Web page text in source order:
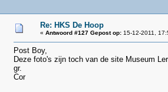
Re: HKS De Hoop
« Antwoord #127 Gepost op:15-12-2011,
Post Boy,
Deze foto's zijn toch van de site Museum
gr.
Cor